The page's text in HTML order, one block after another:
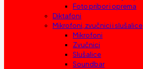
Foto pribor i oprema
Diktafoni
Mikrofoni, zvučnici i slušalice
Mikrofoni
Zvučnici
Slušalice
Soundbar